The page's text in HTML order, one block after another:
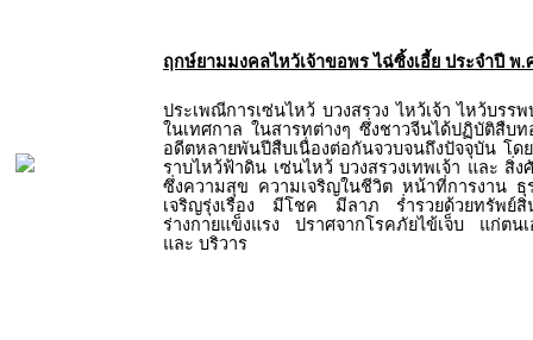
ฤกษ์ยามมงคลไหว้เจ้าขอพร ไฉ่ซิ้งเอี้ย ประจำปี พ.
ประเพณีการเซ่นไหว้ บวงสรวง ไหว้เจ้า ไหว้บรร
ในเทศกาล ในสารทต่างๆ ซึ่งชาวจีนได้ปฏิบัติสืบ
อดีตหลายพันปีสืบเนื่องต่อกันจวบจนถึงปัจจุบัน โด
ราบไหว้ฟ้าดิน เซ่นไหว้ บวงสรวงเทพเจ้า และ สิ่
ซึ่งความสุข ความเจริญในชีวิต หน้าที่การงาน
เจริญรุ่งเรือง มีโชค มีลาภ ร่ำรวยด้วยทรัพย์
ร่างกายแข็งแรง ปราศจากโรคภัยไข้เจ็บ แก่ต
และ บริวาร